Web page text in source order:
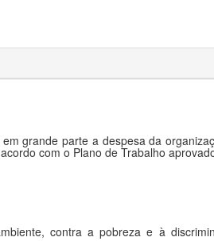
grande parte a despesa da
com o Plano de Trabalho
contra a pobreza e à